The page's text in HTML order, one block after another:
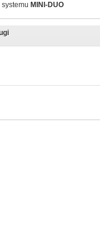
MINI-DUO